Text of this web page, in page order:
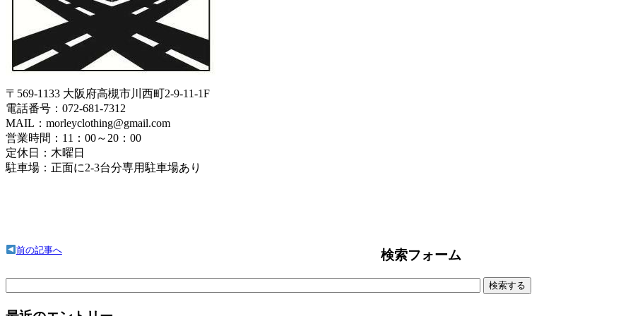
〒569-1133 大阪府高槻市川西町2-9-11-1F
電話番号：072-681-7312
MAIL：morleyclothing@gmail.com
営業時間：11：00～20：00
定休日：木曜日
駐車場：正面に2-3台分専用駐車場あり
前の記事へ 検索フォーム